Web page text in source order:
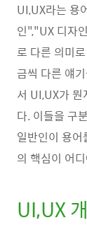
UI,UX라는 용
인","UX 디자
로 다른 의미
금씩 다른 얘
서 UI,UX가 뭔
다. 이들을 구
일반인이 용
의 핵심이 어
UI,UX